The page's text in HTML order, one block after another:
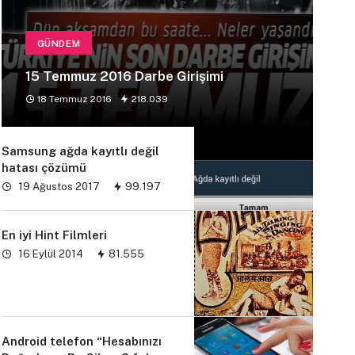
GÜNDEM
15 Temmuz 2016 Darbe Girişimi
18 Temmuz 2016 218.039
Samsung ağda kayıtlı değil
hatası çözümü
19 Ağustos 2017 99.197
En iyi Hint Filmleri
16 Eylül 2014 81.555
Android telefon “Hesabınızı